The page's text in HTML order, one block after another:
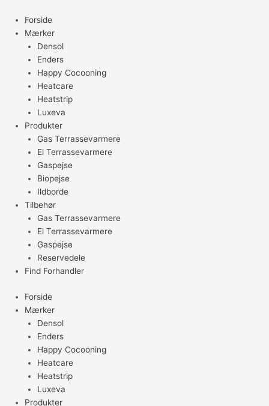
indholdet
Forside
Mærker
Densol
Enders
Happy Cocooning
Heatcare
Heatstrip
Luxeva
Produkter
Gas Terrassevarmere
El Terrassevarmere
Gaspejse
Biopejse
Ildborde
Tilbehør
Gas Terrassevarmere
El Terrassevarmere
Gaspejse
Reservedele
Find Forhandler
Forside
Mærker
Densol
Enders
Happy Cocooning
Heatcare
Heatstrip
Luxeva
Produkter